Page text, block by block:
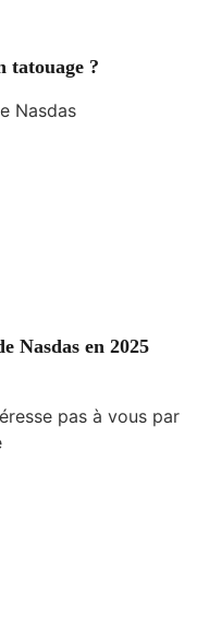
tatouage ?
Nasdas en 2025